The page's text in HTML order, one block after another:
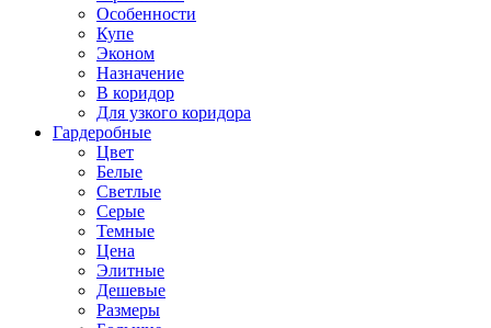
Особенности
Купе
Эконом
Назначение
В коридор
Для узкого коридора
Гардеробные
Цвет
Белые
Светлые
Серые
Темные
Цена
Элитные
Дешевые
Размеры